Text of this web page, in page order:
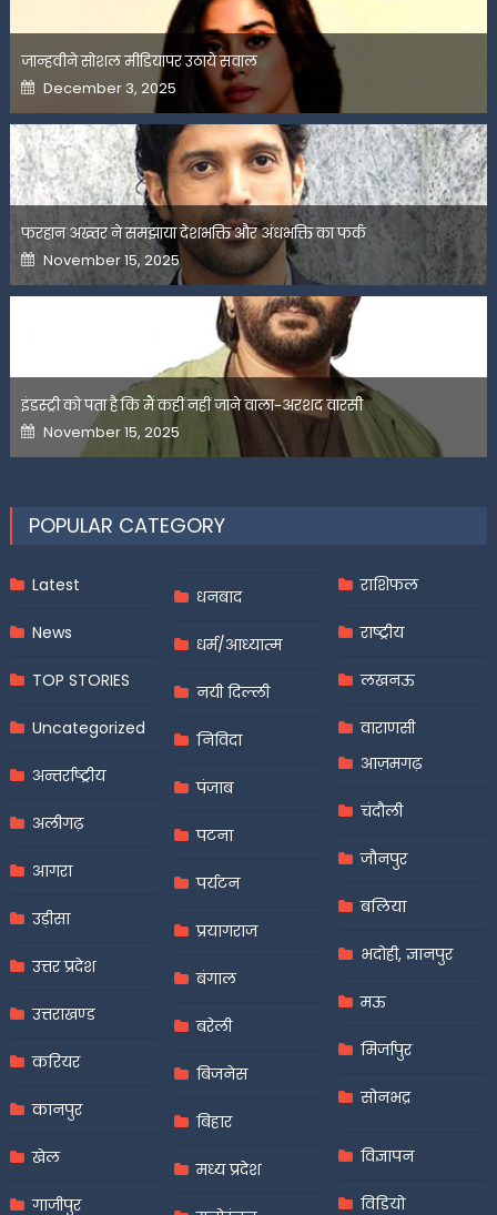
जान्हवीने सोशल मीडियापर उठाये सवाल
Posted
on
December 3, 2025
फरहान अख्तर ने समझाया देशभक्ति और अंधभक्ति का फर्क
Posted
on
November 15, 2025
इंडस्ट्री को पता है कि मैं कहीं नहीं जाने वाला-अरशद वारसी
Posted
on
November 15, 2025
POPULAR CATEGORY
Latest
News
TOP STORIES
Uncategorized
अन्तर्राष्ट्रीय
अलीगढ़
आगरा
उड़ीसा
उत्तर प्रदेश
उत्तराखण्ड
करियर
कानपुर
खेल
गाजीपुर
धनबाद
धर्म/आध्यात्म
नयी दिल्ली
निविदा
पंजाब
पटना
पर्यटन
प्रयागराज
बंगाल
बरेली
बिजनेस
बिहार
मध्य प्रदेश
राशिफल
राष्ट्रीय
लखनऊ
वाराणसी
आज़मगढ़
चंदौली
जौनपुर
बलिया
भदोही, ज्ञानपुर
मऊ
मिर्जापुर
सोनभद्र
विज्ञापन
विडियो